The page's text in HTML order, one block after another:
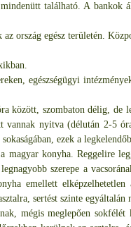
található. A
ország egész területén.
egészségügyi
között, szombaton délig, de
nyitva (délután 2-5
ezek a
magyar konyha. Reggelire
szerepe a
emellett
sertést szinte egyáltalán
mégis meglepően